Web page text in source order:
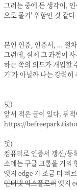
그러는 중에 든 생각이,
으로 몰기' 위함인 것 같다
본인 인증, 인증서, ... 절
그런데, 실제 그 과정이
하는 쪽의 의도가 개입할
기'가 아닐까 나는 강력히
덧)
앞서 적은 글이 있다. 뒤
https://
덧)
컴퓨터로 인증서 갱신/등
소에는 구글 크롬을 거의
엣지 edge가 조금 더 빠
인터넷 익스플로러 엣지